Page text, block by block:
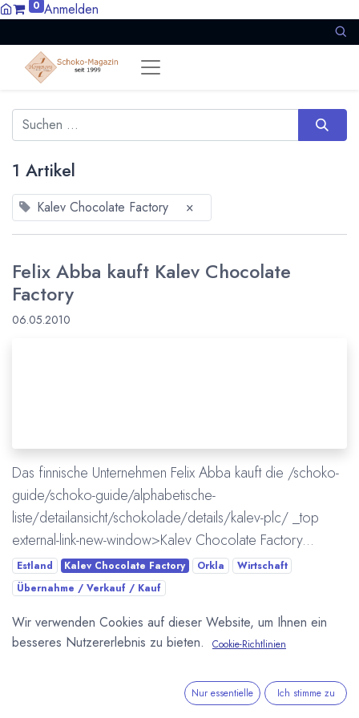
0 Anmelden
1 Artikel
Kalev Chocolate Factory ×
Felix Abba kauft Kalev Chocolate
Factory
06.05.2010
Das finnische Unternehmen Felix Abba kauft die /schoko-
guide/schoko-guide/alphabetische-
liste/detailansicht/schokolade/details/kalev-plc/ _top
external-link-new-window>Kalev Chocolate Factory...
Estland Kalev Chocolate Factory Orkla
Wirtschaft
Übernahme / Verkauf / Kauf
Mehr lesen
Wir verwenden Cookies auf dieser Website, um Ihnen ein
besseres Nutzererlebnis zu bieten.
Cookie-Richtlinien
Nur essentielle Ich stimme zu